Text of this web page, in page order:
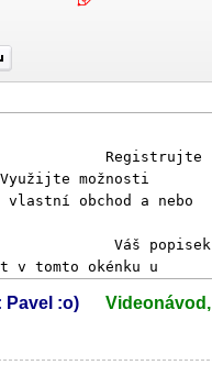
Pavel :o) Videonávod,